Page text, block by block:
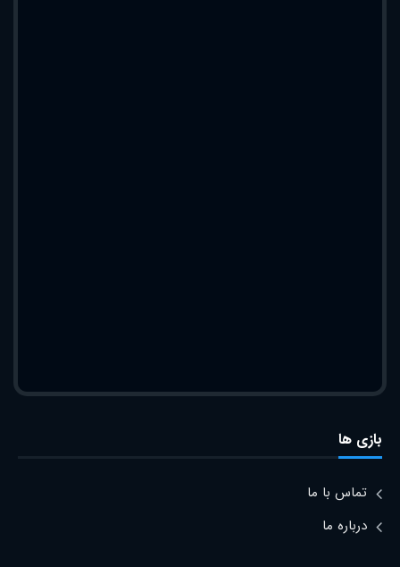
بازی ها
تماس با ما
درباره ما